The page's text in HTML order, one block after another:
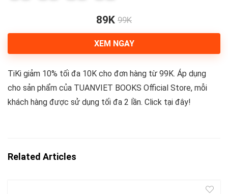
89K 99K
XEM NGAY
TiKi giảm 10% tối đa 10K cho đơn hàng từ 99K. Áp dụng
cho sản phẩm của TUANVIET BOOKS Official Store, mỗi
khách hàng được sử dụng tối đa 2 lần. Click tại đây!
Related Articles